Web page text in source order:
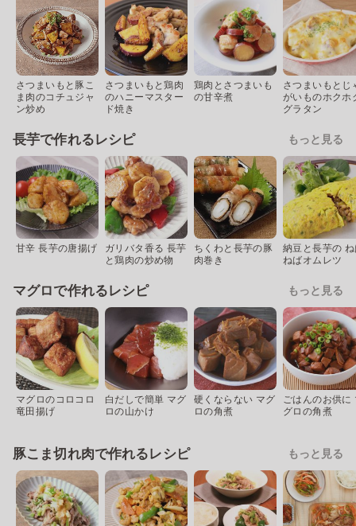
さつまいもと豚こ
ま肉のコチュジャ
ン炒め
さつまいもと鶏肉
のハニーマスター
ド焼き
鶏肉とさつまいも
の甘辛煮
さつまいもとじ
がいものホクホ
グラタン
長芋で作れるレシピ もっと見る
甘辛 長芋の唐揚げ
ガリバタ香る 長芋
と鶏肉の炒め物
ちくわと長芋の豚
肉巻き
納豆と長芋の
ねばオムレツ
マグロで作れるレシピ もっと見る
マグロのコロコロ
竜田揚げ
白だしで簡単 マグ
ロの山かけ
硬くならない マグ
ロの角煮
ごはんのお供に
グロの角煮
豚こま切れ肉で作れるレシピ もっと見る